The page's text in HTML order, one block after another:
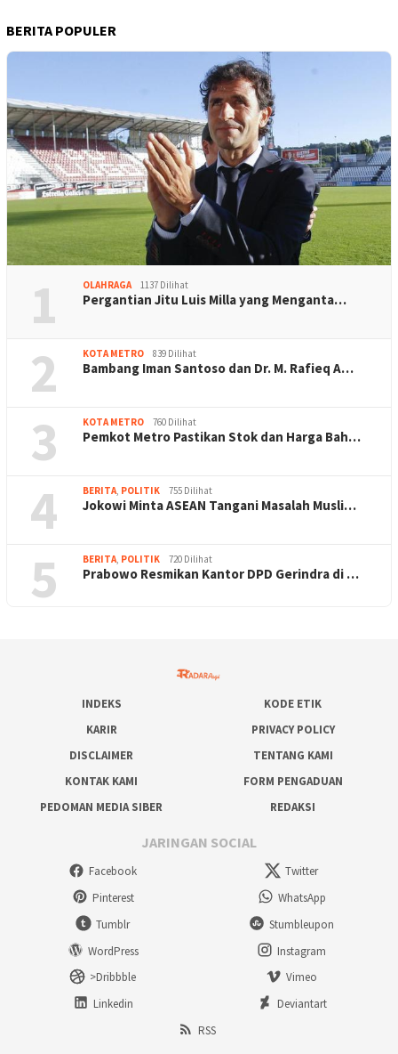
BERITA POPULER
1 OLAHRAGA 1137 Dilihat
Pergantian Jitu Luis Milla yang Menganta…
2 KOTA METRO 839 Dilihat
Bambang Iman Santoso dan Dr. M. Rafieq A…
3 KOTA METRO 760 Dilihat
Pemkot Metro Pastikan Stok dan Harga Bah…
4 BERITA, POLITIK 755 Dilihat
Jokowi Minta ASEAN Tangani Masalah Musli…
5 BERITA, POLITIK 720 Dilihat
Prabowo Resmikan Kantor DPD Gerindra di …
INDEKS
KODE ETIK
KARIR
PRIVACY POLICY
DISCLAIMER
TENTANG KAMI
KONTAK KAMI
FORM PENGADUAN
PEDOMAN MEDIA SIBER
REDAKSI
JARINGAN SOCIAL
Facebook
Twitter
Pinterest
WhatsApp
Tumblr
Stumbleupon
WordPress
Instagram
>Dribbble
Vimeo
Linkedin
Deviantart
RSS